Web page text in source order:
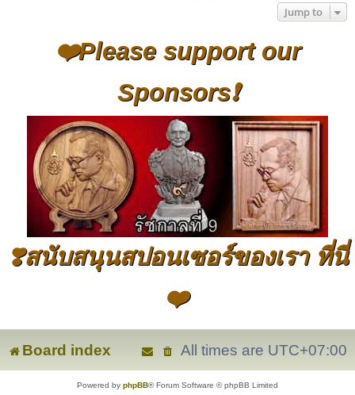
Jump to
❤️Please support our
Sponsors❗
❣️สนับสนุนสปอนเซอร์ของเรา ที่นี่
❤️
Board index All times are UTC+07:00
Powered by phpBB® Forum Software © phpBB Limited